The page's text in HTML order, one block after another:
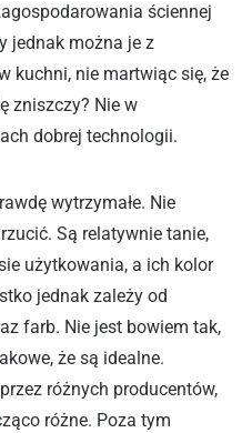
ściennej
jednak można je z
kuchni, nie martwiąc się, że
zniszczy? Nie w
dobrej technologii.
wytrzymałe. Nie
Są relatywnie tanie,
użytkowania, a ich kolor
jednak zależy od
farb. Nie jest bowiem tak,
że są idealne.
różnych producentów,
różne. Poza tym